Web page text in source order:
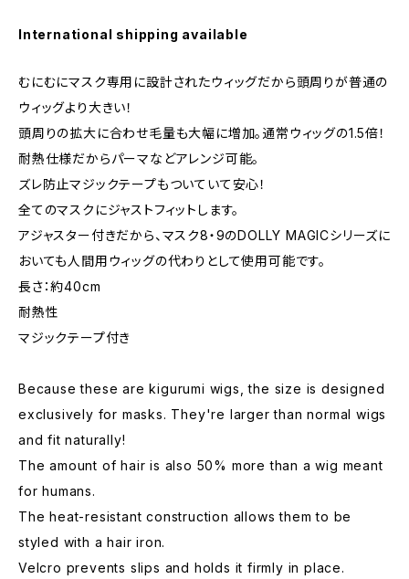
International shipping available
むにむにマスク専用に設計されたウィッグだから頭周りが普通の
ウィッグより大きい！
頭周りの拡大に合わせ毛量も大幅に増加。通常ウィッグの1.5倍！
耐熱仕様だからパーマなどアレンジ可能。
ズレ防止マジックテープもついていて安心！
全てのマスクにジャストフィットします。
アジャスター付きだから、マスク8・9のDOLLY MAGICシリーズに
おいても人間用ウィッグの代わりとして使用可能です。
長さ：約40cm
耐熱性
マジックテープ付き
Because these are kigurumi wigs, the size is designed
exclusively for masks. They're larger than normal wigs
and fit naturally!
The amount of hair is also 50% more than a wig meant
for humans.
The heat-resistant construction allows them to be
styled with a hair iron.
Velcro prevents slips and holds it firmly in place.